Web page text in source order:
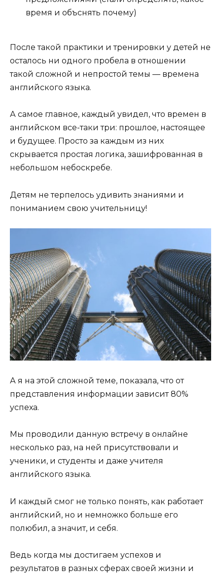
время и объснять почему)
После такой практики и тренировки у детей не
осталось ни одного пробела в отношении
такой сложной и непростой темы — времена
английского языка.
А самое главное, каждый увидел, что времен в
английском все-таки три: прошлое, настоящее
и будущее. Просто за каждым из них
скрывается простая логика, зашифрованная в
небольшом небоскребе.
Детям не терпелось удивить знаниями и
пониманием свою учительницу!
А я на этой сложной теме, показала, что от
представления информации зависит 80%
успеха.
Мы проводили данную встречу в онлайне
несколько раз, на ней присутствовали и
ученики, и студенты и даже учителя
английского языка.
И каждый смог не только понять, как работает
английский, но и немножко больше его
полюбил, а значит, и себя.
Ведь когда мы достигаем успехов и
результатов в разных сферах своей жизни и